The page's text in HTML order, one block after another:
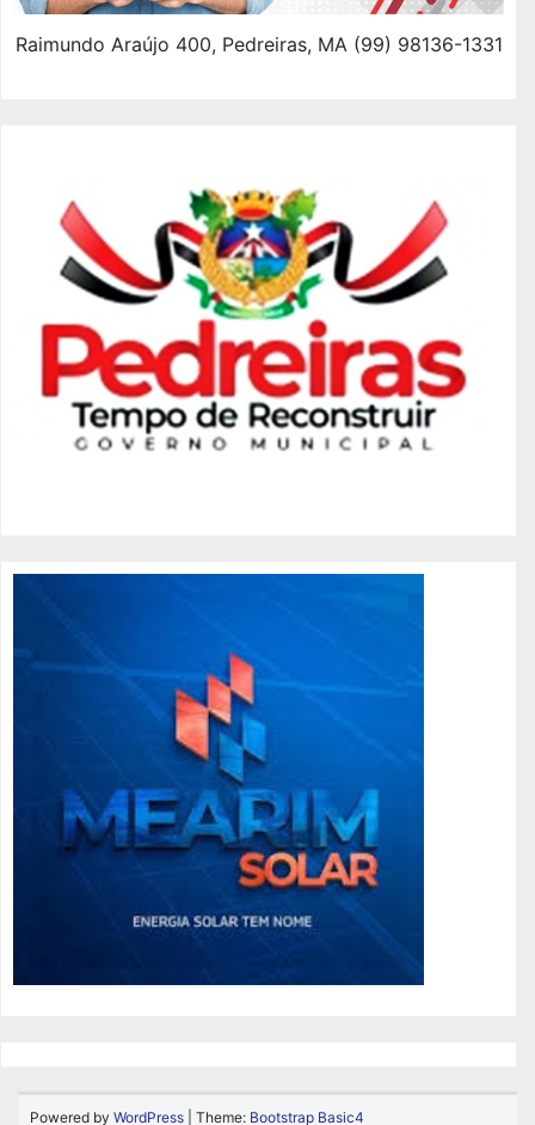
Raimundo Araújo 400, Pedreiras, MA (99) 98136-1331
Powered by WordPress | Theme: Bootstrap Basic4